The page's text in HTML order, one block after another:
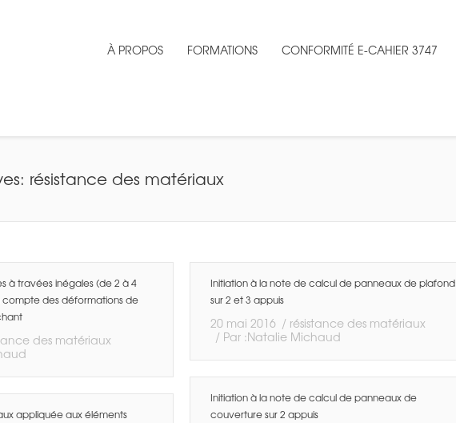
À PROPOS FORMATIONS CONFORMITÉ E-CAHIER 3747
résistance des matériaux
à travées inégales (de 2 à 4
des déformations de
des matériaux
Initiation à la note de calcul de panneaux de plafond
sur 2 et 3 appuis
20 mai 2016
résistance des matériaux
Par :Natalie Michaud
Initiation à la note de calcul de panneaux de
couverture sur 2 appuis
appliquée aux éléments